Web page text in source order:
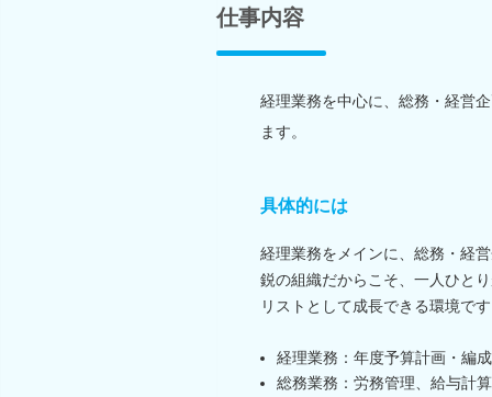
仕事内容
経理業務を中心に、総務・経営
ます。
具体的には
経理業務をメインに、総務・経
鋭の組織だからこそ、一人ひと
リストとして成長できる環境で
経理業務：年度予算計画・編
総務業務：労務管理、給与計